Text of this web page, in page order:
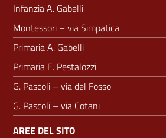
Infanzia A. Gabelli
Montessori – via Simpatica
Primaria A. Gabelli
Primaria E. Pestalozzi
G. Pascoli – via del Fosso
G. Pascoli – via Cotani
AREE DEL SITO